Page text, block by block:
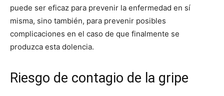
Fotos
de
puede ser eficaz para prevenir la enfermedad en sí
misma, sino también, para prevenir posibles
complicaciones en el caso de que finalmente se
produzca esta dolencia.
Riesgo de contagio de la gripe